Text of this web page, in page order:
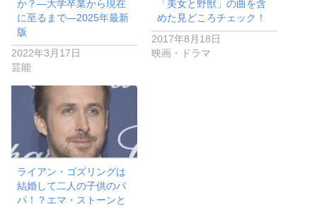
か？―大学卒業から現在
に至るまで―2025年最新
版
2022年3月17日
芸能
「美女と野獣」の曲を含
めた見どころチェック！
2017年8月18日
映画・ドラマ
ライアン・ゴズリングは
結婚して二人の子供のパ
パ！？エマ・ストーンと